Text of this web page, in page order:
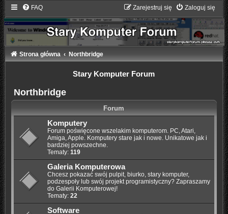
FAQ Zaloguj się
Zarejestruj się
Strona główna Northbridge
Stary Komputer Forum
Northbridge
Forum
Komputery
Forum poświęcone wszelakim komputerom. PC, Atari,
Amiga, Apple. Komputery stare jak i nowe. Unikatowe jak i
bardziej powszechne.
Tematy: 119
Galeria Komputerowa
Chcesz pokazać swój pulpit, biurko, stary komputer,
podzespoły lub swój projekt programistyczny? Zapraszamy
do Galerii Komputerowej!
Tematy: 22
Software